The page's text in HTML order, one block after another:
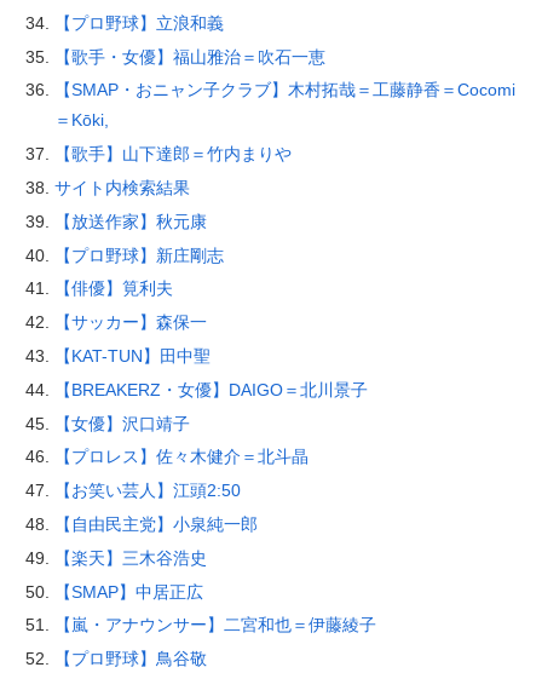
【プロ野球】立浪和義
【歌手・女優】福山雅治＝吹石一恵
【SMAP・おニャン子クラブ】木村拓哉＝工藤静香＝Cocomi
＝Kōki,
【歌手】山下達郎＝竹内まりや
サイト内検索結果
【放送作家】秋元康
【プロ野球】新庄剛志
【俳優】筧利夫
【サッカー】森保一
【KAT-TUN】田中聖
【BREAKERZ・女優】DAIGO＝北川景子
【女優】沢口靖子
【プロレス】佐々木健介＝北斗晶
【お笑い芸人】江頭2:50
【自由民主党】小泉純一郎
【楽天】三木谷浩史
【SMAP】中居正広
【嵐・アナウンサー】二宮和也＝伊藤綾子
【プロ野球】鳥谷敬